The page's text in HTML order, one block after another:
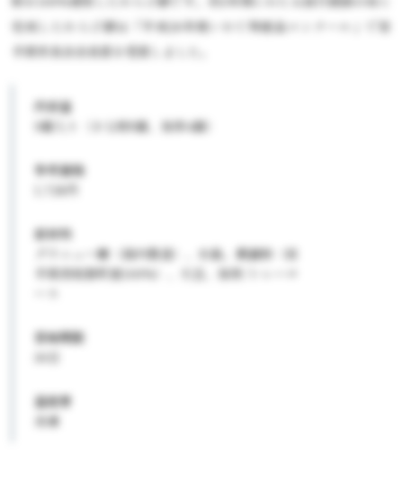
完成したわらび餅は「平成26年度いわて特産品コンクール」で岩
手県市長会会長賞を受賞しました。
内容量
9個入り（きな粉5個、抹茶4個）
参考価格
1,728円
原材料
グラニュー糖（国内製造）、水飴、蕨澱粉（岩
手県西和賀町産100%）、大豆、抹茶/トレハロ
賞味期限
30日
温度帯
冷凍